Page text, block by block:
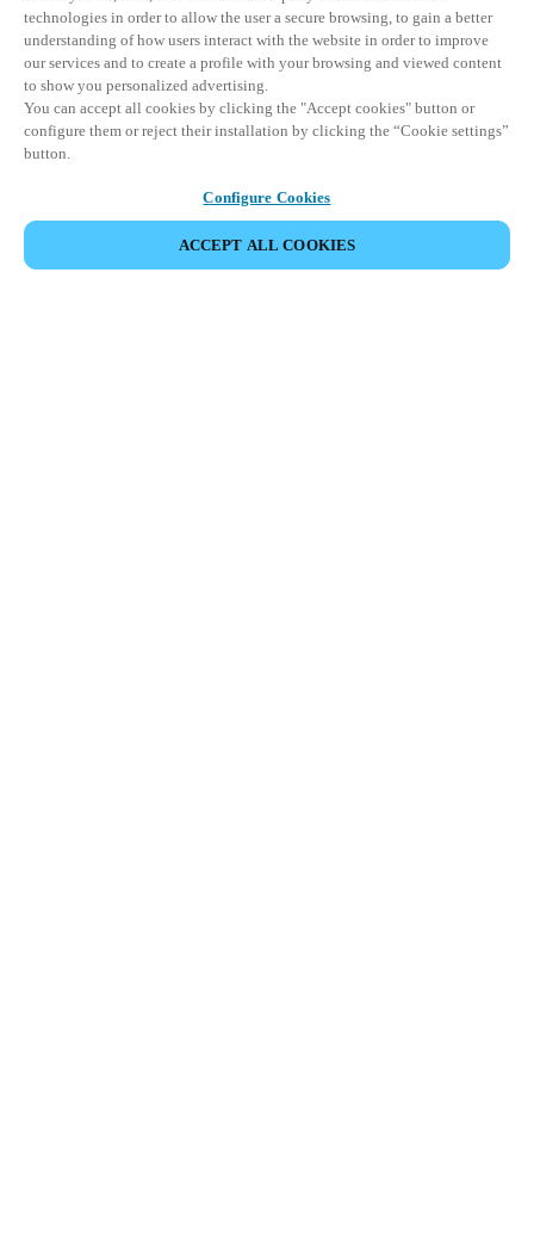
technologies in order to allow the user a secure browsing, to gain a better
understanding of how users interact with the website in order to improve
our services and to create a profile with your browsing and viewed content
to show you personalized advertising.
You can accept all cookies by clicking the "Accept cookies" button or
configure them or reject their installation by clicking the “Cookie settings”
button.
Configure Cookies
ACCEPT ALL COOKIES